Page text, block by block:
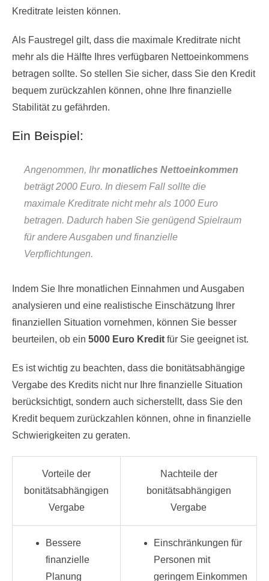
Kreditrate leisten können.
Als Faustregel gilt, dass die maximale Kreditrate nicht
mehr als die Hälfte Ihres verfügbaren Nettoeinkommens
betragen sollte. So stellen Sie sicher, dass Sie den Kredit
bequem zurückzahlen können, ohne Ihre finanzielle
Stabilität zu gefährden.
Ein Beispiel:
Angenommen, Ihrmonatliches Nettoeinkommen
beträgt 2000 Euro. In diesem Fall sollte die
maximale Kreditrate nicht mehr als 1000 Euro
betragen. Dadurch haben Sie genügend Spielraum
für andere Ausgaben und finanzielle
Verpflichtungen.
Indem Sie Ihre monatlichen Einnahmen und Ausgaben
analysieren und eine realistische Einschätzung Ihrer
finanziellen Situation vornehmen, können Sie besser
beurteilen, ob ein 5000 Euro Kredit für Sie geeignet ist.
Es ist wichtig zu beachten, dass die bonitätsabhängige
Vergabe des Kredits nicht nur Ihre finanzielle Situation
berücksichtigt, sondern auch sicherstellt, dass Sie den
Kredit bequem zurückzahlen können, ohne in finanzielle
Schwierigkeiten zu geraten.
Vorteile der
bonitätsabhängigen
Vergabe
Nachteile der
bonitätsabhängigen
Vergabe
Bessere
finanzielle
Planung
Einschränkungen für
Personen mit
geringem Einkommen